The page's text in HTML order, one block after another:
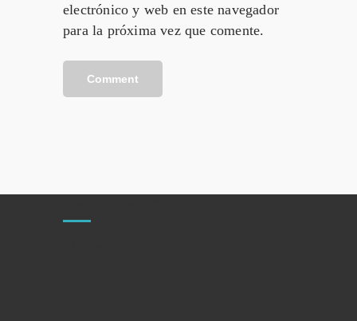
electrónico y web en este navegador
para la próxima vez que comente.